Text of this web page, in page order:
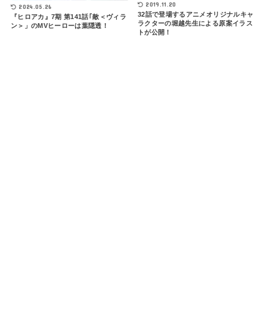
2024.05.26
『ヒロアカ』7期 第141話｢敵＜ヴィラ
ン＞」のMVヒーローは葉隠透！
2019.11.20
32話で登場するアニメオリジナルキャ
ラクターの堀越先生による原案イラス
トが公開！